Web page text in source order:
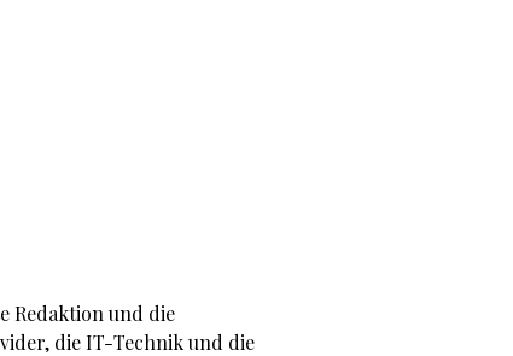
Redaktion und die
die IT-Technik und die